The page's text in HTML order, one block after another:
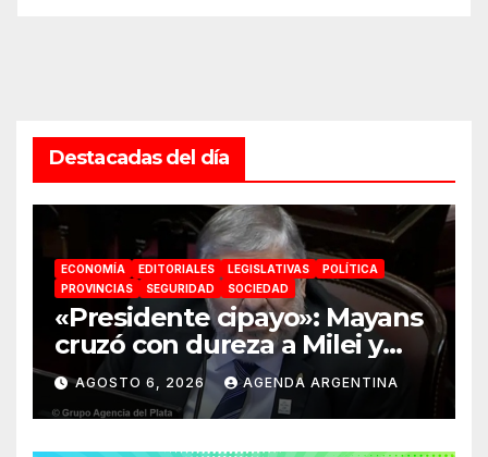
Destacadas del día
ECONOMÍA EDITORIALES LEGISLATIVAS
POLÍTICA
PROVINCIAS
SEGURIDAD SOCIEDAD
«Presidente cipayo»: Mayans
cruzó con dureza a Milei y
advirtió sobre un juicio
político por traición a la
Patria
AGOSTO 6, 2026 AGENDA ARGENTINA